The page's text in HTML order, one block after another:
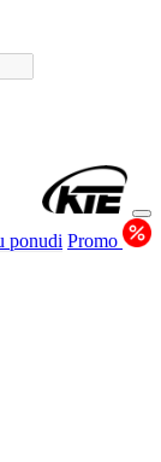
ponudi Promo